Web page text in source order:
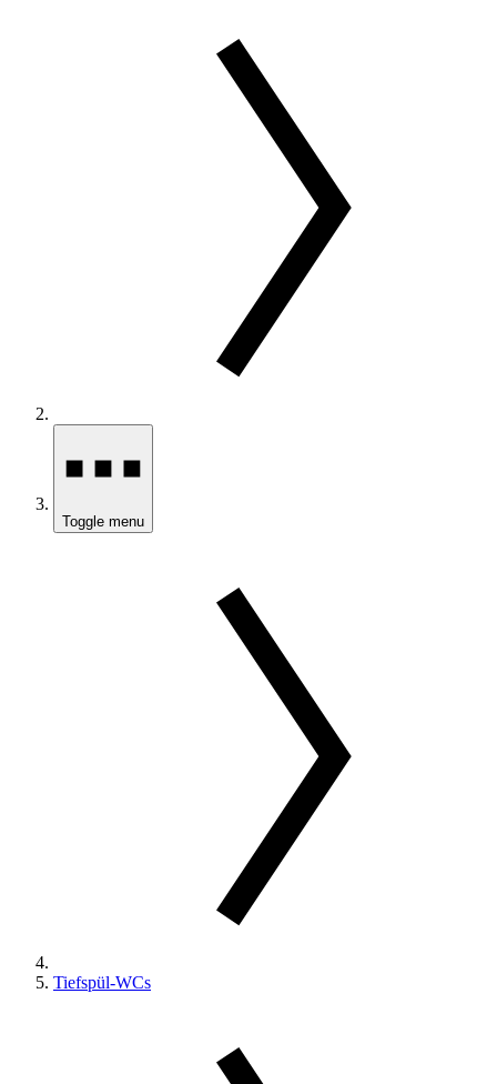
Toggle menu
Tiefspül-WCs